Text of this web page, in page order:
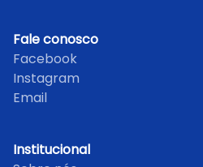
Fale conosco
Facebook
Instagram
Email
Institucional